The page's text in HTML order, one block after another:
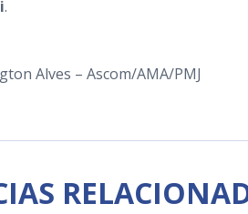
.
Alves – Ascom/AMA/PMJ